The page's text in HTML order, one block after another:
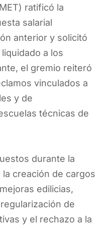
ratificó la
salarial
anterior y solicitó
a los
el gremio reiteró
vinculados a
y de
técnicas de
durante la
creación de cargos
edilicias,
de
y el rechazo a la